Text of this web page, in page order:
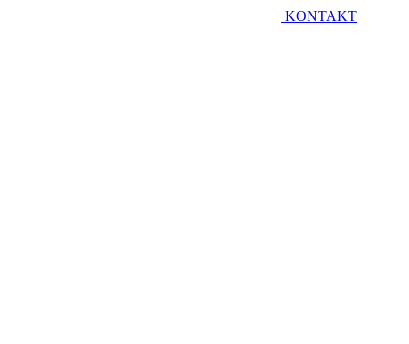
KONTAKT